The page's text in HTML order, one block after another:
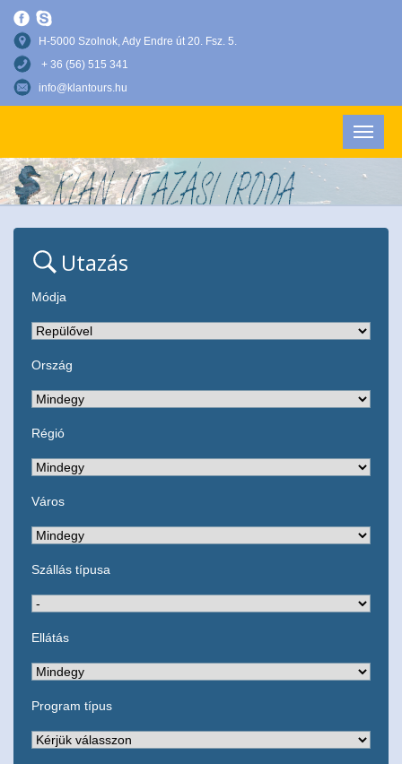
H-5000 Szolnok, Ady Endre út 20. Fsz. 5.
+ 36 (56) 515 341
info@klantours.hu
Utazás
Módja
Ország
Régió
Város
Szállás típusa
Ellátás
Program típus